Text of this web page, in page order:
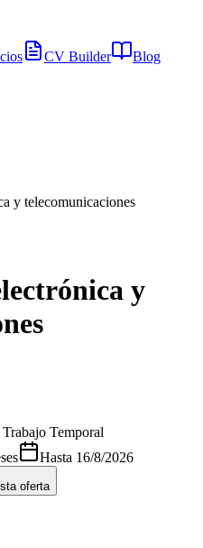
CV Builder Blog
y telecomunicaciones
y
Temporal
Hasta 16/8/2026
oferta